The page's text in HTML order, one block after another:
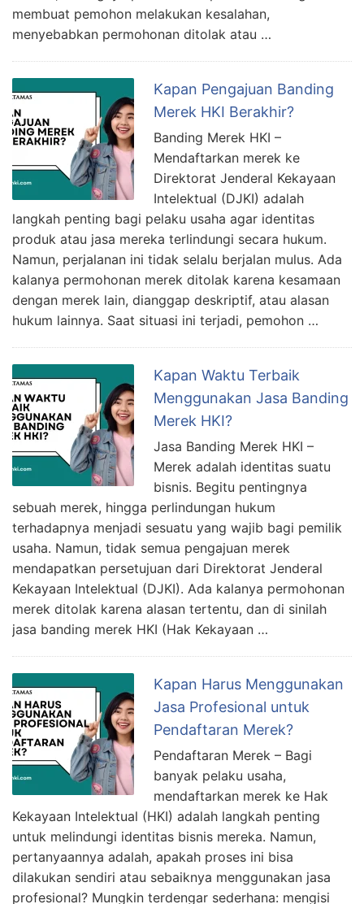
membuat pemohon melakukan kesalahan,
menyebabkan permohonan ditolak atau …
Kapan Pengajuan Banding
Merek HKI Berakhir?
Banding Merek HKI –
Mendaftarkan merek ke
Direktorat Jenderal Kekayaan
Intelektual (DJKI) adalah
langkah penting bagi pelaku usaha agar identitas
produk atau jasa mereka terlindungi secara hukum.
Namun, perjalanan ini tidak selalu berjalan mulus. Ada
kalanya permohonan merek ditolak karena kesamaan
dengan merek lain, dianggap deskriptif, atau alasan
hukum lainnya. Saat situasi ini terjadi, pemohon …
Kapan Waktu Terbaik
Menggunakan Jasa Banding
Merek HKI?
Jasa Banding Merek HKI –
Merek adalah identitas suatu
bisnis. Begitu pentingnya
sebuah merek, hingga perlindungan hukum
terhadapnya menjadi sesuatu yang wajib bagi pemilik
usaha. Namun, tidak semua pengajuan merek
mendapatkan persetujuan dari Direktorat Jenderal
Kekayaan Intelektual (DJKI). Ada kalanya permohonan
merek ditolak karena alasan tertentu, dan di sinilah
jasa banding merek HKI (Hak Kekayaan …
Kapan Harus Menggunakan
Jasa Profesional untuk
Pendaftaran Merek?
Pendaftaran Merek – Bagi
banyak pelaku usaha,
mendaftarkan merek ke Hak
Kekayaan Intelektual (HKI) adalah langkah penting
untuk melindungi identitas bisnis mereka. Namun,
pertanyaannya adalah, apakah proses ini bisa
dilakukan sendiri atau sebaiknya menggunakan jasa
profesional? Mungkin terdengar sederhana: mengisi